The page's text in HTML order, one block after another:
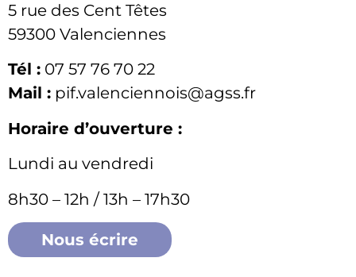
5 rue des Cent Têtes
59300 Valenciennes
Tél : 07 57 76 70 22
Mail : pif.valenciennois@agss.fr
Horaire d’ouverture :
Lundi au vendredi
8h30 – 12h / 13h – 17h30
Nous écrire